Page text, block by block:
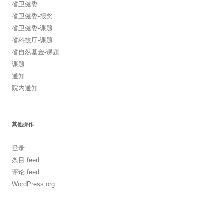
省卫健委
省卫健委-报奖
省卫健委-课题
省科技厅-课题
省自然基金-课题
课题
通知
院内通知
其他操作
登录
条目 feed
评论 feed
WordPress.org